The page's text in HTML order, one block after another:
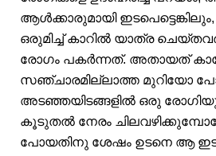
ആൾക്കാരുമായി
ഒരുമിച്ച് കാറിൽ യാത്ര
രോഗം പകർന്നത്. അതായത്
സഞ്ചാരമില്ലാത്ത മുറിയോ
അടഞ്ഞയിടങ്ങളിൽ ഒരു
കൂടുതൽ നേരം
പോയതിനു ശേഷം ഉടനെ ആ